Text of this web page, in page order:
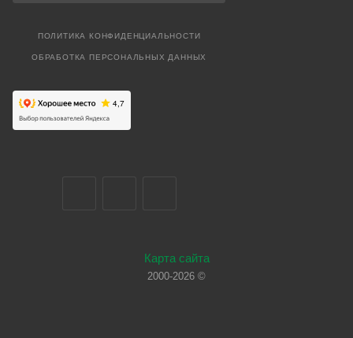
ПОЛИТИКА КОНФИДЕНЦИАЛЬНОСТИ
ОБРАБОТКА ПЕРСОНАЛЬНЫХ ДАННЫХ
Карта сайта
2000-2026 ©